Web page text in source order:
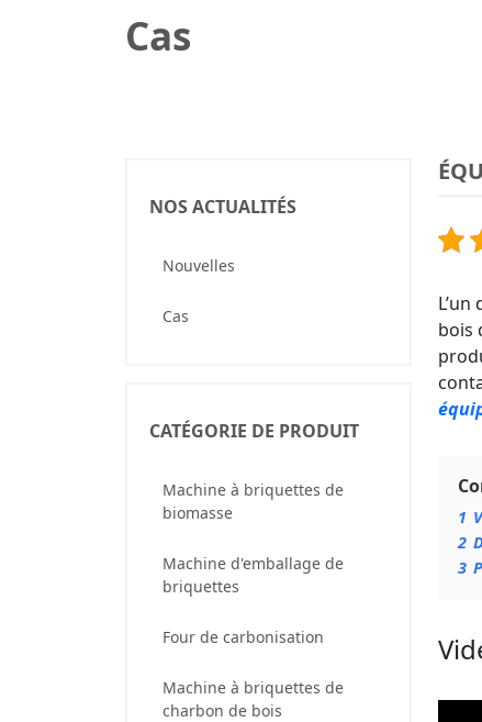
Cas
NOS ACTUALITÉS
Nouvelles
Cas
CATÉGORIE DE PRODUIT
Machine à briquettes de
biomasse
Machine d'emballage de
briquettes
Four de carbonisation
Machine à briquettes de
charbon de bois
bois
1
2
3